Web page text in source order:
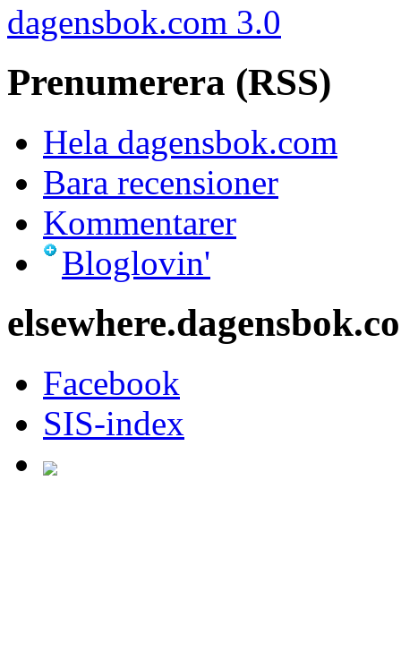
dagensbok.com 3.0
Prenumerera (RSS)
Hela dagensbok.com
Bara recensioner
Kommentarer
Bloglovin'
Facebook
SIS-index